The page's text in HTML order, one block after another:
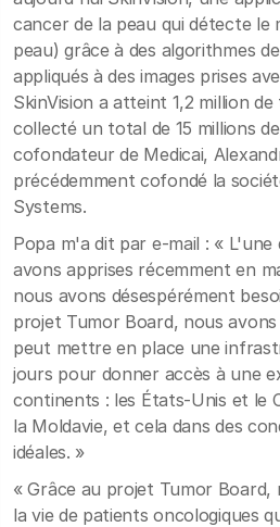
cancer de la peau qui détecte le
peau) grâce à des algorithmes
appliqués à des images prises
SkinVision a atteint 1,2 million
collecté un total de 15 millions
cofondateur de Medicai,
précédemment cofondé la
Systems.
Popa m'a dit par e-mail : « L'une
avons apprises récemment en
nous avons désespérément
projet Tumor Board, nous
peut mettre en place une
jours pour donner accès à une
continents : les États-Unis et le
la Moldavie, et cela dans des
idéales. »
« Grâce au projet Tumor
la vie de patients oncologiques